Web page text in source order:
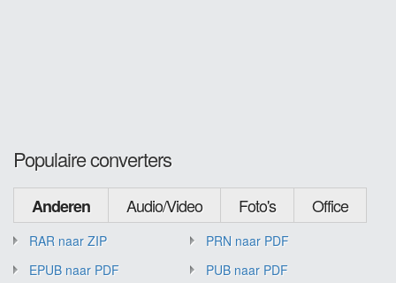
Populaire converters
Anderen Audio/Video Foto's Office
RAR naar ZIP
PRN naar PDF
EPUB naar PDF
PUB naar PDF